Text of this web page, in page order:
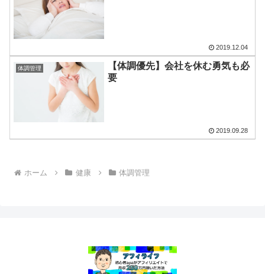
2019.12.04
体調管理
【体調優先】会社を休む勇気も必
要
2019.09.28
ホーム 健康 体調管理